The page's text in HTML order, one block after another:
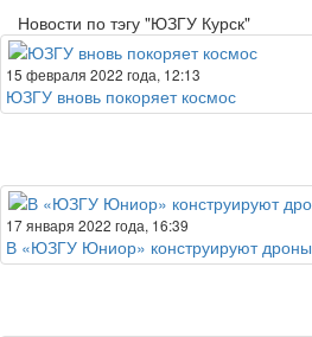
Новости по тэгу "ЮЗГУ Курск"
15 февраля 2022 года, 12:13
ЮЗГУ вновь покоряет космос
17 января 2022 года, 16:39
В «ЮЗГУ Юниор» конструируют дроны